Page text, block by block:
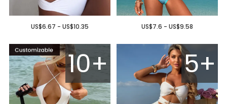
US$6.67 - US$10.35 US$7.6 - US$9.58
10+ 5+